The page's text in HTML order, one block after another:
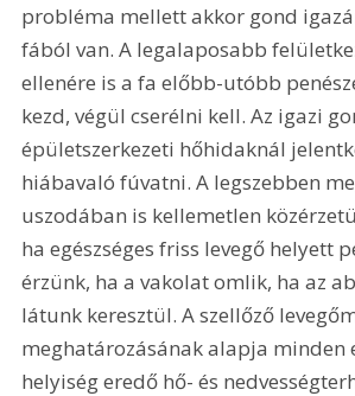
probléma mellett akkor gond
fából van. A legalaposabb
ellenére is a fa előbb-utóbb
kezd, végül cserélni kell. Az igazi
épületszerkezeti hőhidaknál
hiábavaló fúvatni. A legszebben
uszodában is kellemetlen
ha egészséges friss levegő helyett
érzünk, ha a vakolat omlik, ha az
látunk keresztül. A szellőző
meghatározásának alapja minden
helyiség eredő hő- és